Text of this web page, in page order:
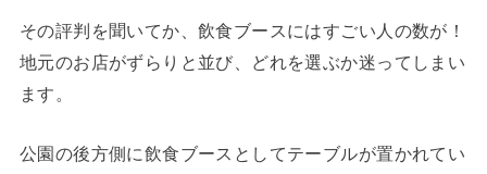
その評判を聞いてか、飲食ブースにはすごい人の数が！
地元のお店がずらりと並び、どれを選ぶか迷ってしまい
ます。
公園の後方側に飲食ブースとしてテーブルが置かれてい